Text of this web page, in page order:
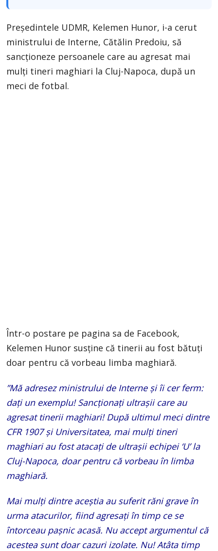
Președintele UDMR, Kelemen Hunor, i-a cerut
ministrului de Interne, Cătălin Predoiu, să
sancționeze persoanele care au agresat mai
mulți tineri maghiari la Cluj-Napoca, după un
meci de fotbal.
Într-o postare pe pagina sa de Facebook,
Kelemen Hunor susține că tinerii au fost bătuți
doar pentru că vorbeau limba maghiară.
”Mă adresez ministrului de Interne și îi cer ferm:
dați un exemplu! Sancționați ultrașii care au
agresat tinerii maghiari! După ultimul meci dintre
CFR 1907 și Universitatea, mai mulți tineri
maghiari au fost atacați de ultrașii echipei ‘U’ la
Cluj-Napoca, doar pentru că vorbeau în limba
maghiară.
Mai mulți dintre aceștia au suferit răni grave în
urma atacurilor, fiind agresați în timp ce se
întorceau pașnic acasă. Nu accept argumentul că
acestea sunt doar cazuri izolate. Nu! Atâta timp